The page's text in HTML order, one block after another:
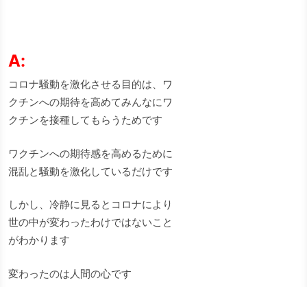
A:
コロナ騒動を激化させる目的は、ワ
クチンへの期待を高めてみんなにワ
クチンを接種してもらうためです
ワクチンへの期待感を高めるために
混乱と騒動を激化しているだけです
しかし、冷静に見るとコロナにより
世の中が変わったわけではないこと
がわかります
変わったのは人間の心です